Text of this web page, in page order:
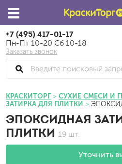
+7 (495) 417-01-17
Пн-Пт 10-20 Сб 10-18
Заказать звонок
КРАСКИТОРГ
СУХИЕ СМЕСИ И
ЗАТИРКА ДЛЯ ПЛИТКИ
ЭПОКСИДНАЯ
ПЛИТКИ 19 шт.
Уточнить